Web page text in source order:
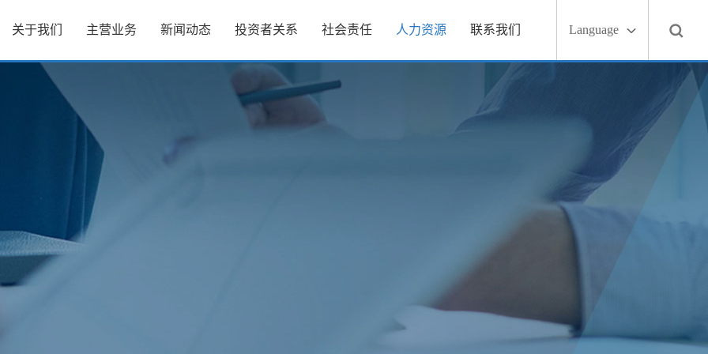
关于我们 主营业务 新闻动态 投资者关系 社会责任 人力资源 联系我们 Language